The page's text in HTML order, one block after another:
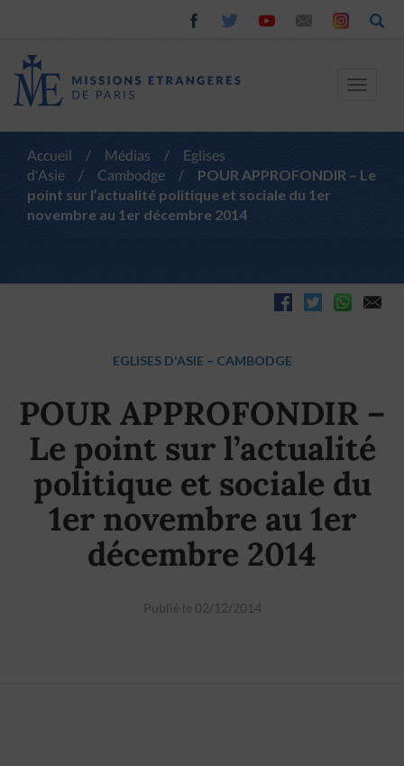
Toggle
Accueil / Médias /
Eglises
d'Asie
/ Cambodge /
POUR APPROFONDIR – Le
point sur l’actualité politique et sociale du 1er
novembre au 1er décembre 2014
EGLISES D'ASIE – CAMBODGE
POUR APPROFONDIR –
Le point sur l’actualité
politique et sociale du
1er novembre au 1er
décembre 2014
Publié le 02/12/2014